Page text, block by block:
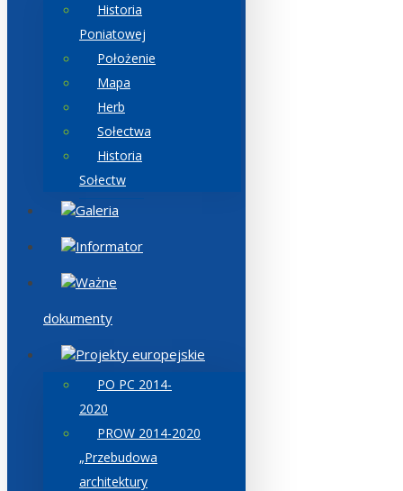
Historia
Poniatowej
Położenie
Mapa
Herb
Sołectwa
Historia
Sołectw
Galeria
Informator
Ważne
dokumenty
Projekty europejskie
PO PC 2014-
2020
PROW 2014-2020
„Przebudowa
architektury